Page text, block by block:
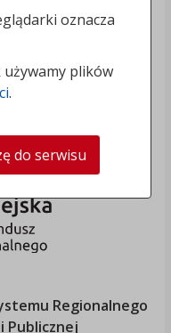
Regionalnego
Publicznej
oznacza
używamy plików
.
do serwisu